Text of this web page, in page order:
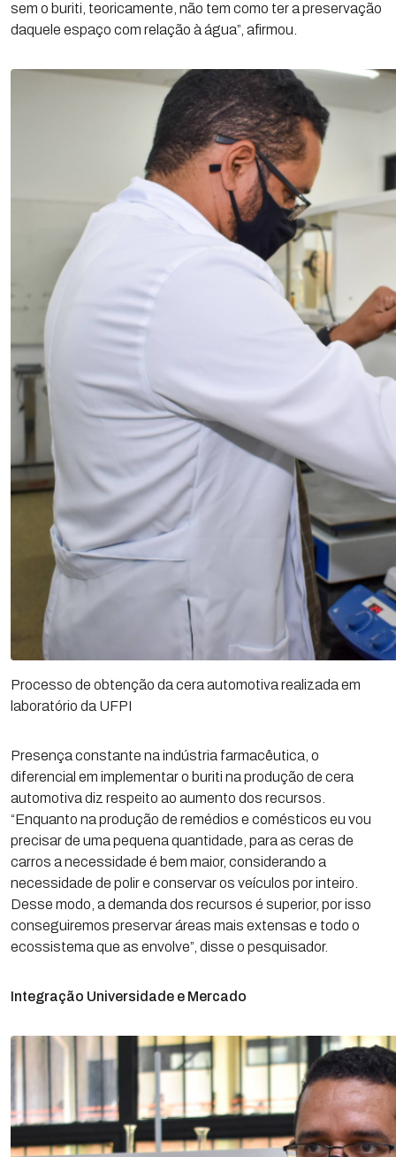
sem o buriti, teoricamente, não tem como ter a preservação
daquele espaço com relação à água”, afirmou.
Processo de obtenção da cera automotiva realizada em
laboratório da UFPI
Presença constante na indústria farmacêutica, o
diferencial em implementar o buriti na produção de cera
automotiva diz respeito ao aumento dos recursos.
“Enquanto na produção de remédios e comésticos eu vou
precisar de uma pequena quantidade, para as ceras de
carros a necessidade é bem maior, considerando a
necessidade de polir e conservar os veículos por inteiro.
Desse modo, a demanda dos recursos é superior, por isso
conseguiremos preservar áreas mais extensas e todo o
ecossistema que as envolve”, disse o pesquisador.
Integração Universidade e Mercado